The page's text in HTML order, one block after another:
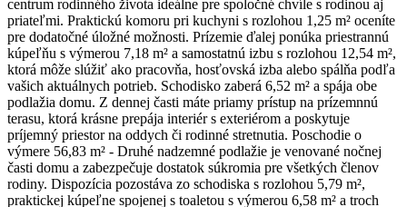
centrum rodinného života ideálne pre spoločné chvíle s rodinou aj
priateľmi. Praktickú komoru pri kuchyni s rozlohou 1,25 m² oceníte
pre dodatočné úložné možnosti. Prízemie ďalej ponúka priestrannú
kúpeľňu s výmerou 7,18 m² a samostatnú izbu s rozlohou 12,54 m²,
ktorá môže slúžiť ako pracovňa, hosťovská izba alebo spálňa podľa
vašich aktuálnych potrieb. Schodisko zaberá 6,52 m² a spája obe
podlažia domu. Z dennej časti máte priamy prístup na prízemnnú
terasu, ktorá krásne prepája interiér s exteriérom a poskytuje
príjemný priestor na oddych či rodinné stretnutia. Poschodie o
výmere 56,83 m² - Druhé nadzemné podlažie je venované nočnej
časti domu a zabezpečuje dostatok súkromia pre všetkých členov
rodiny. Dispozícia pozostáva zo schodiska s rozlohou 5,79 m²,
praktickej kúpeľne spojenej s toaletou s výmerou 6,58 m² a troch